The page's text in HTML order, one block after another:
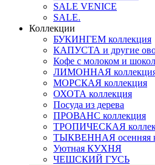
SALE VENICE
SALE.
Коллекции
БУКИНГЕМ коллекция
КАПУСТА и другие
Кофе с молоком и
ЛИМОННАЯ
МОРСКАЯ коллекция
ОХОТА коллекция
Посуда из дерева
ПРОВАНС коллекция
ТРОПИЧЕСКАЯ
ТЫКВЕННАЯ осенняя
Уютная КУХНЯ
ЧЕШСКИЙ ГУСЬ